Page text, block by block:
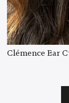
Clémence Ear